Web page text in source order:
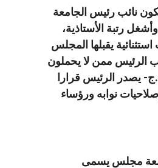
نائب رئيس الجامعة
رتبة الأستاذية،
يقبلها المجلس
الرئيس ممن لا يحملون
يصدر الرئيس قرارا
نوابه ورؤساء
مجلس يسمى